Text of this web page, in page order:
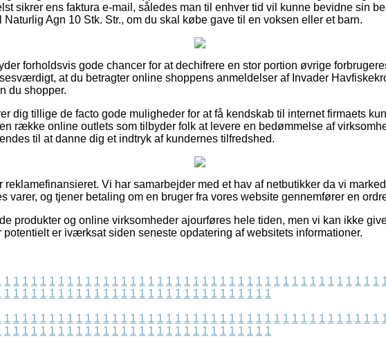
sikrer ens faktura e-mail, således man til enhver tid vil kunne bevidne sin
Naturlig Agn 10 Stk. Str., om du skal købe gave til en voksen eller et barn.
forholdsvis gode chancer for at dechifrere en stor portion øvrige
at du betragter online shoppens anmeldelser af Invader
du shopper.
dig tillige de facto gode muligheder for at få kendskab til internet firmaets
række online outlets som tilbyder folk at levere en bedømmelse af
til at danne dig et indtryk af kundernes tilfredshed.
reklamefinansieret. Vi har samarbejder med et hav af netbutikker da vi
varer, og tjener betaling om en bruger fra vores website gennemfører en
produkter og online virksomheder ajourføres hele tiden, men vi kan ikke
potentielt er iværksat siden seneste opdatering af websitets informationer.
1 1 1 1 1 1 1 1 1 1 1 1 1 1 1 1 1 1 1 1 1 1 1 1 1 1 1 1 1 1 1 1 1 1 1 1 1 1 1 1 1 1
1 1 1 1 1 1 1 1 1 1 1 1 1 1 1 1 1 1 1 1 1 1 1 1 1 1 1 1 1 1
1 1 1 1 1 1 1 1 1 1 1 1 1 1 1 1 1 1 1 1 1 1 1 1 1 1 1 1 1 1 1 1 1 1 1 1 1 1 1 1 1 1
1 1 1 1 1 1 1 1 1 1 1 1 1 1 1 1 1 1 1 1 1 1 1 1 1 1 1 1 1 1